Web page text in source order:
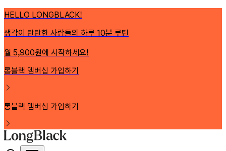
HELLO LONGBLACK!
생각이 탄탄한 사람들의 하루 10분 루틴
월 5,900원에 시작하세요!
롱블랙 멤버십 가입하기
롱블랙 멤버십 가입하기